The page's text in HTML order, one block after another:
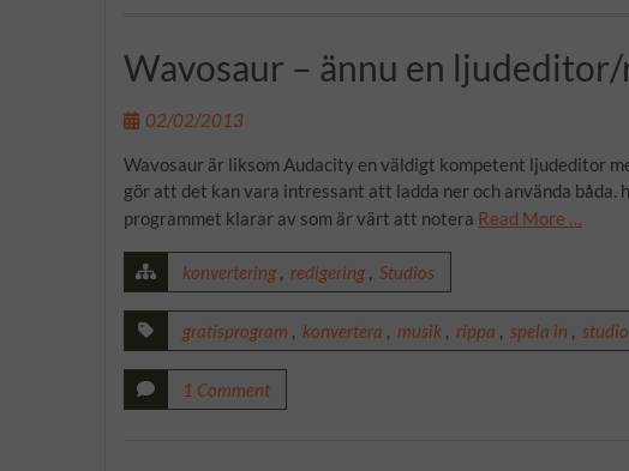
Wavosaur – ännu en
02/02/2013
Wavosaur är liksom Audacity en väldigt kompetent ljudeditor
gör att det kan vara intressant att ladda ner och använda
programmet klarar av som är värt att notera Read More …
konvertering , redigering , Studios
gratisprogram , konvertera , musik , rippa , spela in , studio
1 Comment